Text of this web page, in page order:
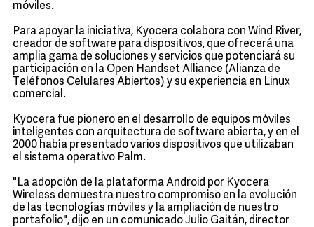
móviles.
Para apoyar la iniciativa, Kyocera colabora con Wind River,
creador de software para dispositivos, que ofrecerá una
amplia gama de soluciones y servicios que potenciará su
participación en la Open Handset Alliance (Alianza de
Teléfonos Celulares Abiertos) y su experiencia en Linux
comercial.
Kyocera fue pionero en el desarrollo de equipos móviles
inteligentes con arquitectura de software abierta, y en el
2000 había presentado varios dispositivos que utilizaban
el sistema operativo Palm.
"La adopción de la plataforma Android por Kyocera
Wireless demuestra nuestro compromiso en la evolución
de las tecnologías móviles y la ampliación de nuestro
portafolio", dijo en un comunicado Julio Gaitán, director